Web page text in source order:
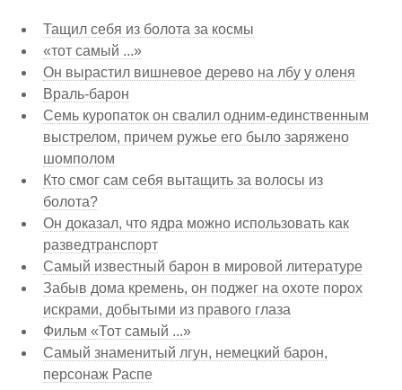
Тащил себя из болота за космы
«тот самый ...»
Он вырастил вишневое дерево на лбу у оленя
Враль-барон
Семь куропаток он свалил одним-единственным
выстрелом, причем ружье его было заряжено
шомполом
Кто смог сам себя вытащить за волосы из
болота?
Он доказал, что ядра можно использовать как
разведтранспорт
Самый известный барон в мировой литературе
Забыв дома кремень, он поджег на охоте порох
искрами, добытыми из правого глаза
Фильм «Тот самый ...»
Самый знаменитый лгун, немецкий барон,
персонаж Распе